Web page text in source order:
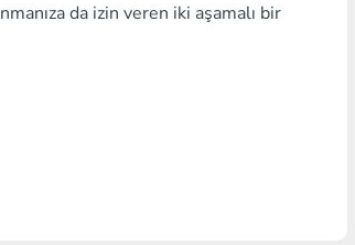
da izin veren iki aşamalı bir